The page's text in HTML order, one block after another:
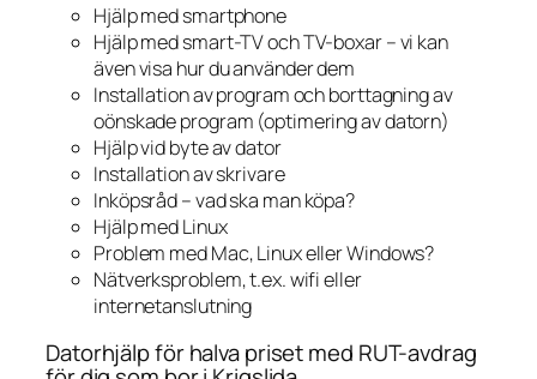
Hjälp med smartphone
Hjälp med smart-TV och TV-boxar – vi kan
även visa hur du använder dem
Installation av program och borttagning av
oönskade program (optimering av datorn)
Hjälp vid byte av dator
Installation av skrivare
Inköpsråd – vad ska man köpa?
Hjälp med Linux
Problem med Mac, Linux eller Windows?
Nätverksproblem, t.ex. wifi eller
internetanslutning
Datorhjälp för halva priset med RUT-avdrag